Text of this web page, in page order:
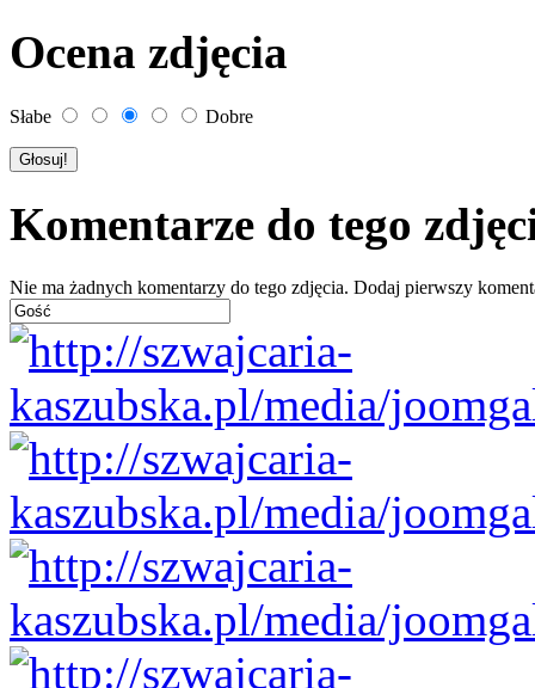
Ocena zdjęcia
Słabe Dobre
Komentarze do tego
Nie ma żadnych komentarzy do tego zdjęcia. Dodaj pierwszy